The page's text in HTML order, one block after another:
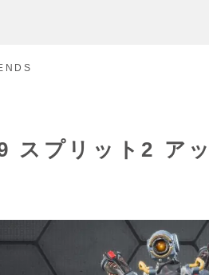
スプリット2 ア